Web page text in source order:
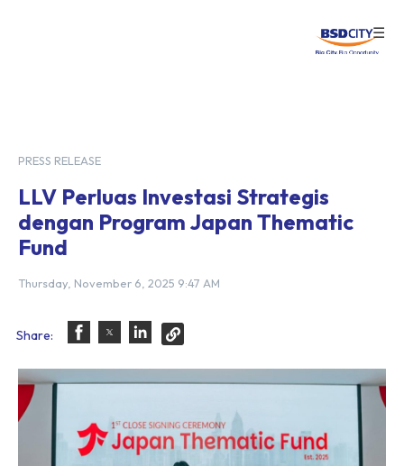
☰
PRESS RELEASE
LLV Perluas Investasi Strategis
dengan Program Japan Thematic
Fund
Thursday, November 6, 2025 9:47 AM
Share: